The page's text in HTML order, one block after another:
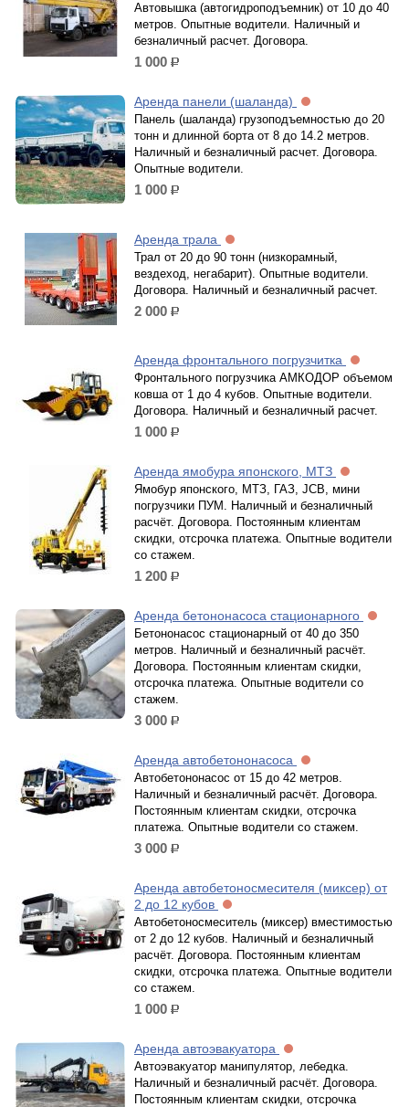
Автовышка (автогидроподъемник) от 10 до 40
метров. Опытные водители. Наличный и
безналичный расчет. Договора.
1 000 р.
Аренда панели (шаланда)
Панель (шаланда) грузоподъемностью до 20
тонн и длинной борта от 8 до 14.2 метров.
Наличный и безналичный расчет. Договора.
Опытные водители.
1 000 р.
Аренда трала
Трал от 20 до 90 тонн (низкорамный,
вездеход, негабарит). Опытные водители.
Договора. Наличный и безналичный расчет.
2 000 р.
Аренда фронтального погрузчитка
Фронтального погрузчика АМКOДОР объемом
ковша от 1 до 4 кубов. Опытные водители.
Договора. Наличный и безналичный расчет.
1 000 р.
Аренда ямобура японского, МТЗ
Ямобур японского, МТЗ, ГАЗ, JCB, мини
погрузчики ПУМ. Наличный и безналичный
расчёт. Договора. Постоянным клиентам
скидки, отсрочка платежа. Опытные водители
со стажем.
1 200 р.
Аренда бетононасоса стационарного
Бетононасос стационарный от 40 до 350
метров. Наличный и безналичный расчёт.
Договора. Постоянным клиентам скидки,
отсрочка платежа. Опытные водители со
стажем.
3 000 р.
Аренда автобетононасоса
Автобетононасос от 15 до 42 метров.
Наличный и безналичный расчёт. Договора.
Постоянным клиентам скидки, отсрочка
платежа. Опытные водители со стажем.
3 000 р.
Аренда автобетоносмесителя (миксер) от
2 до 12 кубов
Автобетоносмеситель (миксер) вместимостью
от 2 до 12 кубов. Наличный и безналичный
расчёт. Договора. Постоянным клиентам
скидки, отсрочка платежа. Опытные водители
со стажем.
1 000 р.
Аренда автоэвакуатора
Автоэвакуатор манипулятор, лебедка.
Наличный и безналичный расчёт. Договора.
Постоянным клиентам скидки, отсрочка